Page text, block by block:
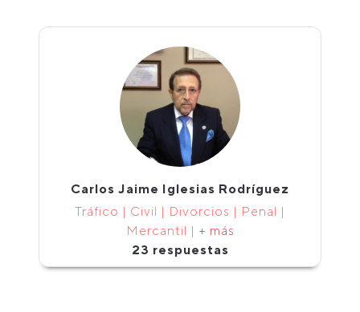
Carlos Jaime Iglesias Rodríguez
Tráfico | Civil | Divorcios | Penal |
Mercantil | + más
23 respuestas